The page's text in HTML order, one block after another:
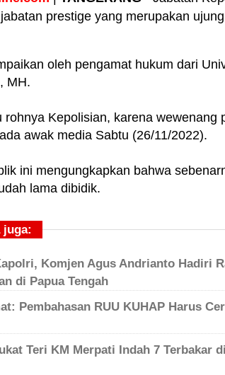
prestige yang merupakan
oleh pengamat hukum dari
MH.
rohnya Kepolisian, karena wewenang
awak media Sabtu (26/11/2022).
ini mengungkapkan bahwa
lama dibidik.
juga:
Komjen Agus Andrianto Hadiri
di Papua Tengah
Pembahasan RUU KUHAP Harus
Teri KM Merpati Indah 7 Terbakar